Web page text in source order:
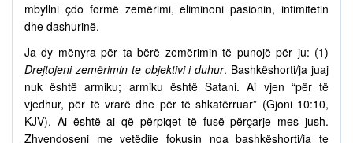
mbyllni çdo formë zemërimi, eliminoni pasionin, intimitetin
dhe dashurinë.
Ja dy mënyra për ta bërë zemërimin të punojë për ju: (1)
Drejtojeni zemërimin te objektivi i duhur. Bashkëshorti/ja juaj
nuk është armiku; armiku është Satani. Ai vjen “për të
vjedhur, për të vrarë dhe për të shkatërruar” (Gjoni 10:10,
KJV). Ai është ai që përpiqet të fusë përçarje mes jush.
Zhvendoseni me vetëdije fokusin nga bashkëshorti/ja te